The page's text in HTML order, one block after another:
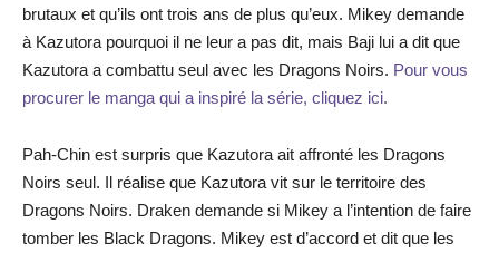
brutaux et qu’ils ont trois ans de plus qu’eux. Mikey demande
à Kazutora pourquoi il ne leur a pas dit, mais Baji lui a dit que
Kazutora a combattu seul avec les Dragons Noirs. Pour vous
procurer le manga qui a inspiré la série, cliquez ici.
Pah-Chin est surpris que Kazutora ait affronté les Dragons
Noirs seul. Il réalise que Kazutora vit sur le territoire des
Dragons Noirs. Draken demande si Mikey a l’intention de faire
tomber les Black Dragons. Mikey est d’accord et dit que les